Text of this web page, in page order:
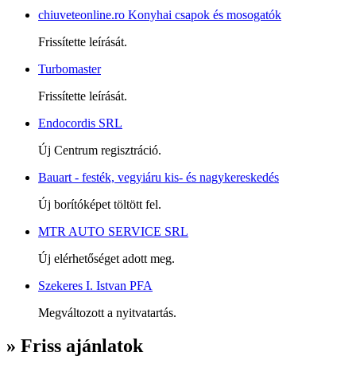
chiuveteonline.ro Konyhai csapok és mosogatók
Frissítette leírását.
Turbomaster
Frissítette leírását.
Endocordis SRL
Új Centrum regisztráció.
Bauart - festék, vegyiáru kis- és nagykereskedés
Új borítóképet töltött fel.
MTR AUTO SERVICE SRL
Új elérhetőséget adott meg.
Szekeres I. Istvan PFA
Megváltozott a nyitvatartás.
» Friss ajánlatok